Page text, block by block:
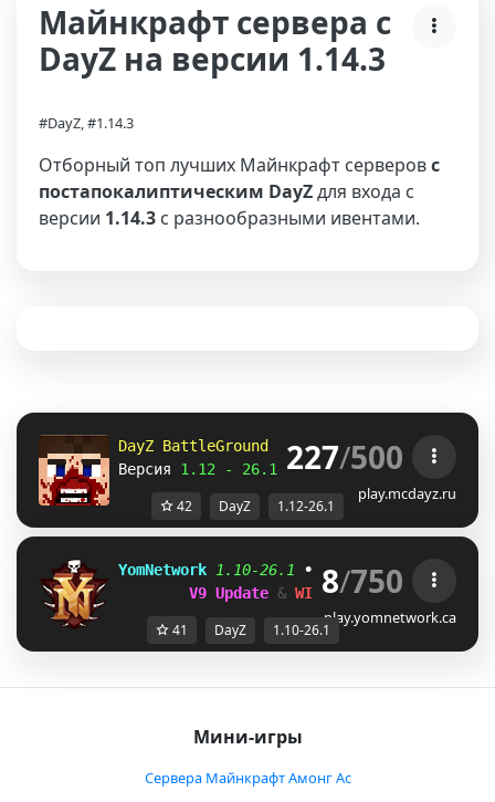
Майнкрафт сервера с
DayZ на версии 1.14.3
#DayZ, #1.14.3
Отборный топ лучших Майнкрафт серверовс
постапокалиптическим DayZдля входа с
версии 1.14.3 с разнообразными ивентами.
DayZ BattleGround > Работаем уже 10 лет
Версия 1.12 - 26.1 | зомби апокалипсис
227/500
play.mcdayz.ru
42 DayZ 1.12-26.1
YomNetwork 1.10-26.1 • DayZ »I R Z
V9 Update & WIPE NOW! 35% OFF SALE
8/750
play.yomnetwork.ca
41 DayZ 1.10-26.1
Мини-игры
Сервера Майнкрафт Амонг Ас